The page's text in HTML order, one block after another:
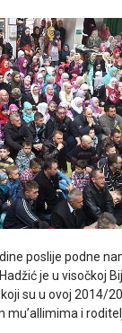
poslije podne
je u visočkoj
su u ovoj 2014/
mu’allimima i